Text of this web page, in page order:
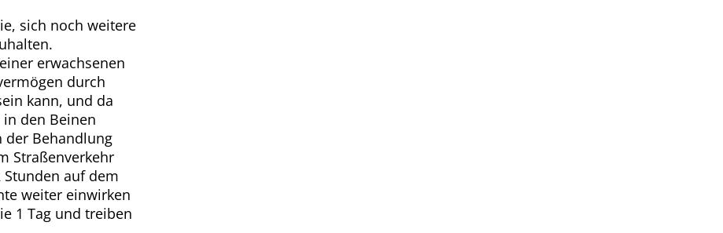
sich noch weitere
erwachsenen
durch
kann, und da
den Beinen
der Behandlung
Straßenverkehr
auf dem
weiter einwirken
1 Tag und treiben